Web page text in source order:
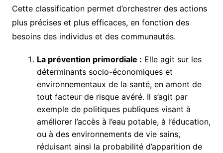
Cette classification permet d’orchestrer des actions
plus précises et plus efficaces, en fonction des
besoins des individus et des communautés.
La prévention primordiale : Elle agit sur les
déterminants socio-économiques et
environnementaux de la santé, en amont de
tout facteur de risque avéré. Il s’agit par
exemple de politiques publiques visant à
améliorer l’accès à l’eau potable, à l’éducation,
ou à des environnements de vie sains,
réduisant ainsi la probabilité d’apparition de